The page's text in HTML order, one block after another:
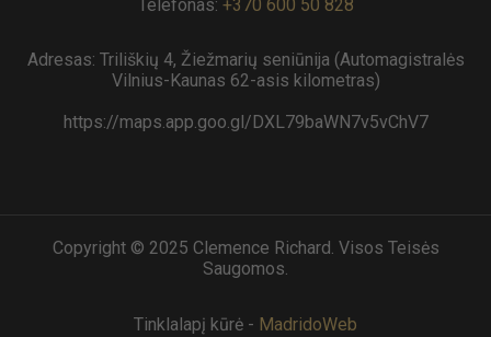
Telefonas: +370 600 50 828
Adresas: Triliškių 4, Žiežmarių seniūnija (Automagistralės
Vilnius-Kaunas 62-asis kilometras)
https://maps.app.goo.gl/DXL79baWN7v5vChV7
Copyright © 2025 Clemence Richard. Visos Teisės
Saugomos.
Tinklalapį kūrė - MadridoWeb